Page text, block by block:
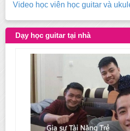
Video học viên học guitar và
Dạy học guitar tại nhà